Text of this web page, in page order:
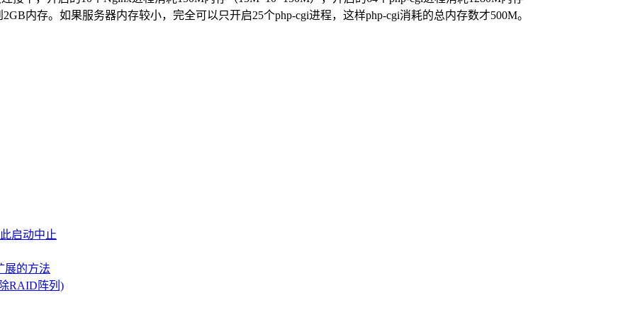
内存。如果服务器内存较小，完全可以只开启25个php-cgi进程，这样php-cgi消耗的总内存数才500M。
启动中止
展的方法
RAID阵列)